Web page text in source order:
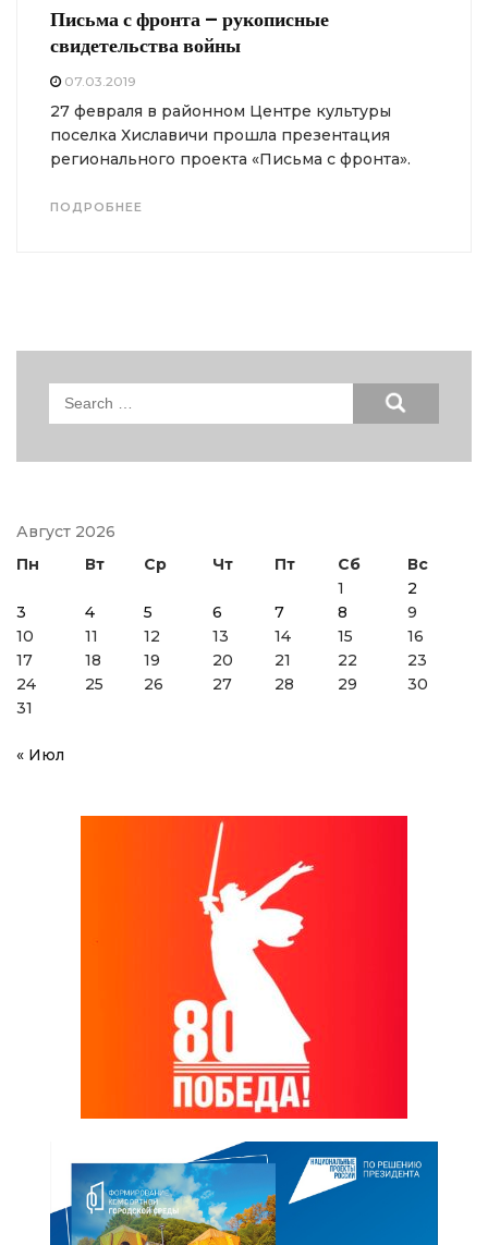
Письма с фронта – рукописные
свидетельства войны
07.03.2019
27 февраля в районном Центре культуры
поселка Хиславичи прошла презентация
регионального проекта «Письма с фронта».
ПОДРОБНЕЕ
Search
Август 2026
Пн
Вт Ср Чт Пт Сб
Вс
1
2
3
4 5 6 7 8
9
10
11 12 13 14 15
16
17
18 19 20 21 22
23
24
25 26 27 28 29
30
31
« Июл